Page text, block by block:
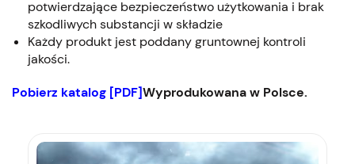
potwierdzające bezpieczeństwo użytkowania i brak
szkodliwych substancji w składzie
Każdy produkt jest poddany gruntownej kontroli
jakości.
Pobierz katalog [PDF]Wyprodukowana w Polsce.